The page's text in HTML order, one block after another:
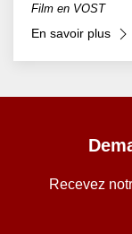
Film en VOST
En savoir plus
Recevez